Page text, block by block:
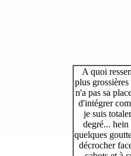
A quoi
plus
n'a pas sa
d'intégrer
je suis
degré...
quelques
décrocher